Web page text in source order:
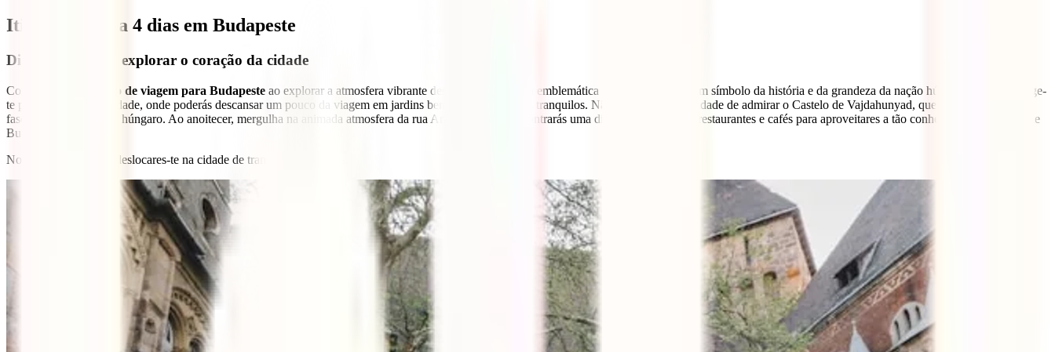
Itinerário para 4 dias em Budapeste
Dia 1: Chegada e explorar o coração da cidade
Começa este itinerário de viagem para Budapeste ao explorar a atmosfera vibrante desta cidade. Visita a emblemática Praça dos Heróis, um símbolo da história e da grandeza da nação húngara. Depois, dirige-
te para o Parque da Cidade, onde poderás descansar um pouco da viagem em jardins bem cuidados e lagos tranquilos. Não percas a oportunidade de admirar o Castelo de Vajdahunyad, que conta histórias
fascinantes do passado húngaro. Ao anoitecer, mergulha na animada atmosfera da rua Andrássy, onde encontrarás uma diversidade de lojas, restaurantes e cafés para aproveitares a tão conhecida vida noturna de
Budapeste!
Nota: É bastante fácil deslocares-te na cidade de transportes públicos.